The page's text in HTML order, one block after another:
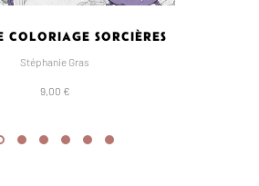
COLORIAGE SORCIÈRES
Stéphanie Gras
9,00 €